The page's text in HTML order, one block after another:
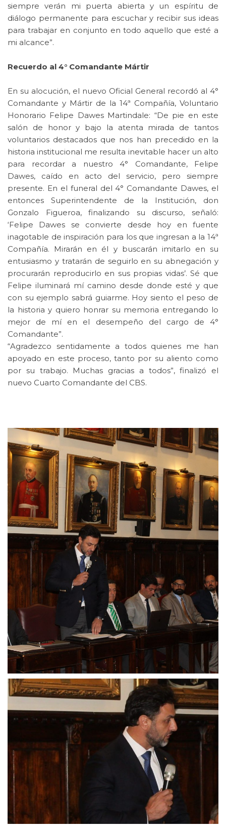
siempre verán mi puerta abierta y un espíritu de
diálogo permanente para escuchar y recibir sus ideas
para trabajar en conjunto en todo aquello que esté a
mi alcance”.
Recuerdo al 4° Comandante Mártir
En su alocución, el nuevo Oficial General recordó al 4°
Comandante y Mártir de la 14ª Compañía, Voluntario
Honorario Felipe Dawes Martindale: “De pie en este
salón de honor y bajo la atenta mirada de tantos
voluntarios destacados que nos han precedido en la
historia institucional me resulta inevitable hacer un alto
para recordar a nuestro 4° Comandante, Felipe
Dawes, caído en acto del servicio, pero siempre
presente. En el funeral del 4° Comandante Dawes, el
entonces Superintendente de la Institución, don
Gonzalo Figueroa, finalizando su discurso, señaló:
‘Felipe Dawes se convierte desde hoy en fuente
inagotable de inspiración para los que ingresan a la 14ª
Compañía. Mirarán en él y buscarán imitarlo en su
entusiasmo y tratarán de seguirlo en su abnegación y
procurarán reproducirlo en sus propias vidas’. Sé que
Felipe iluminará mí camino desde donde esté y que
con su ejemplo sabrá guiarme. Hoy siento el peso de
la historia y quiero honrar su memoria entregando lo
mejor de mí en el desempeño del cargo de 4°
Comandante”.
“Agradezco sentidamente a todos quienes me han
apoyado en este proceso, tanto por su aliento como
por su trabajo. Muchas gracias a todos”, finalizó el
nuevo Cuarto Comandante del CBS.